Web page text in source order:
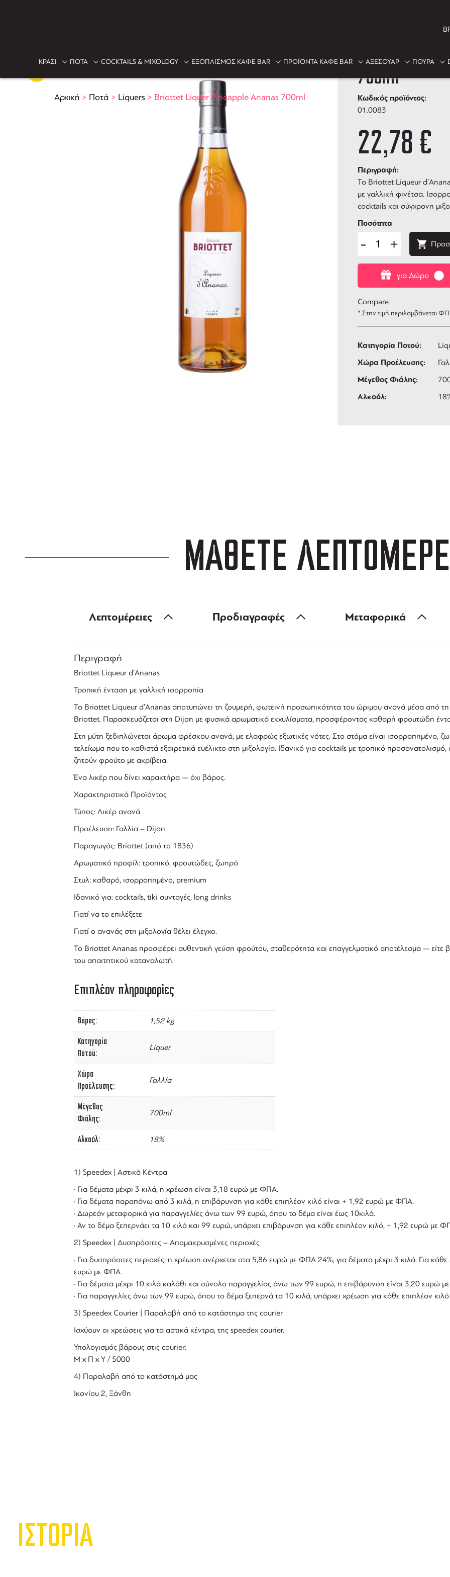
ΚΡΑΣΙ ΠΟΤΑ COCKTAILS & MIXOLOGY ΕΞΟΠΛΙΣΜΟΣ ΚΑΦΕ BAR ΠΡΟΪΟΝΤΑ ΚΑΦΕ BAR ΑΞΕΣΟΥΑΡ ΠΟΥΡΑ
Αρχική > Ποτά > Liquers > Briottet Liquer Pineapple Ananas 700ml
Briottet
700ml
Κωδικός προϊόντος:
01.0083
22,78€
Περιγραφή:
Το Briottet Liqueur
με γαλλική φινέτσα.
cocktails και σύγχρονη
για Δώρο
Ποσότητα
- +
Compare
* Στην τιμή περιλαμβάνεται
Κατηγορία Ποτού:
Χώρα Προέλευσης:
Μέγεθος Φιάλης:
Αλκοόλ:
ΜΑΘΕΤΕ
Λεπτομέρειες Προδιαγραφές Μεταφορικά
Περιγραφή
Briottet Liqueur d’Ananas
Τροπική ένταση με γαλλική ισορροπία
Το Briottet Liqueur d’Ananas αποτυπώνει τη ζουμερή, φωτεινή προσωπικότητα του ώριμου ανανά μέσα από
Briottet. Παρασκευάζεται στη Dijon με φυσικά αρωματικά εκχυλίσματα, προσφέροντας καθαρή φρουτώδη
Στη μύτη ξεδιπλώνεται άρωμα φρέσκου ανανά, με ελαφρώς εξωτικές νότες. Στο στόμα είναι ισορροπημένο,
τελείωμα που το καθιστά εξαιρετικά ευέλικτο στη μιξολογία. Ιδανικό για cocktails με τροπικό προσανατολισμό,
ζητούν φρούτο με ακρίβεια.
Ένα λικέρ που δίνει χαρακτήρα — όχι βάρος.
Χαρακτηριστικά Προϊόντος
Τύπος: Λικέρ ανανά
Προέλευση: Γαλλία – Dijon
Παραγωγός: Briottet (από το 1836)
Αρωματικό προφίλ: τροπικό, φρουτώδες, ζωηρό
Στυλ: καθαρό, ισορροπημένο, premium
Ιδανικό για: cocktails, tiki συνταγές, long drinks
Γιατί να το επιλέξετε
Γιατί ο ανανάς στη μιξολογία θέλει έλεγχο.
Το Briottet Ananas προσφέρει αυθεντική γεύση φρούτου, σταθερότητα και επαγγελματικό αποτέλεσμα — είτε
του απαιτητικού καταναλωτή.
Επιπλέον πληροφορίες
Βάρος 1,52 kg
Κατηγορία
Ποτού
Liquer
Χώρα
Προέλευσης
Γαλλία
Μέγεθος
Φιάλης
700ml
Αλκοόλ 18%
1) Speedex | Αστικά Κέντρα
· Για δέματα μέχρι 3 κιλά, η χρέωση είναι 3,18 ευρώ με ΦΠΑ.
· Για δέματα παραπάνω από 3 κιλά, η επιβάρυνση για κάθε επιπλέον κιλό είναι + 1,92 ευρώ με ΦΠΑ.
· Δωρεάν μεταφορικά για παραγγελίες άνω των 99 ευρώ, όπου το δέμα είναι έως 10κιλά.
· Αν το δέμα ξεπερνάει τα 10 κιλά και 99 ευρώ, υπάρχει επιβάρυνση για κάθε επιπλέον κιλό, + 1,92 ευρώ με
2) Speedex | Δυσπρόσιτες – Απομακρυσμένες περιοχές
· Για δυσπρόσιτες περιοχές, η χρέωση ανέρχεται στα 5,86 ευρώ με ΦΠΑ 24%, για δέματα μέχρι 3 κιλά. Για
ευρώ με ΦΠΑ.
· Για δέματα μέχρι 10 κιλά καλάθι και σύνολο παραγγελίας άνω των 99 ευρώ, η επιβάρυνση είναι 3,20 ευρώ
· Για παραγγελίες άνω των 99 ευρώ, όπου το δέμα ξεπερνά τα 10 κιλά, υπάρχει χρέωση για κάθε επιπλέον
3) Speedex Courier | Παραλαβή από το κατάστημα της courier
Ισχύουν οι χρεώσεις για τα αστικά κέντρα, της speedex courier.
Υπολογισμός βάρους στις courier:
Μ x Π x Y / 5000
4) Παραλαβή από το κατάστημά μας
Ικονίου 2, Ξάνθη
ΙΣΤΟΡΙΑ